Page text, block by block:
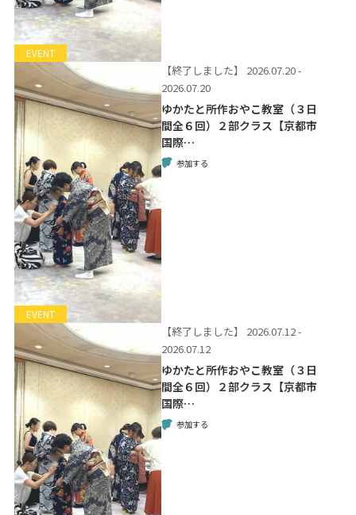
EVENT
EVENT
【終了しました】
2026.07.20 -
2026.07.20
ゆかたと所作おやこ教室（３日
間全６回）２部クラス【京都市
国際…
参加する
【終了しました】
2026.07.12 -
2026.07.12
ゆかたと所作おやこ教室（３日
間全６回）２部クラス【京都市
国際…
参加する